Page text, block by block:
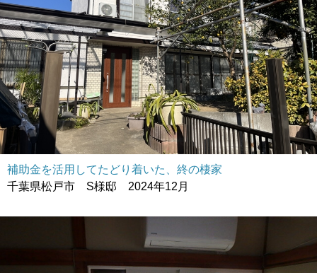
補助金を活用してたどり着いた、終の棲家
千葉県松戸市 S様邸 2024年12月